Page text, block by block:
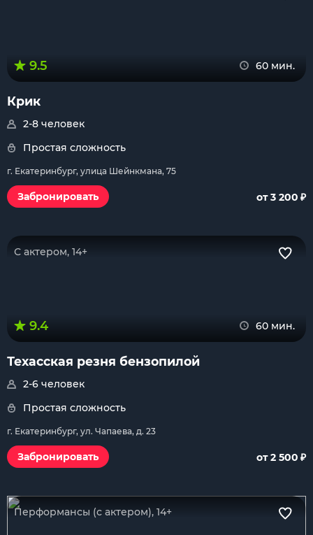
9.5 60 мин.
Крик
2-8 человек
Простая сложность
г. Екатеринбург, улица Шейнкмана, 75
Забронировать от 3 200 ₽
С актером, 14+
9.4 60 мин.
Техасская резня бензопилой
2-6 человек
Простая сложность
г. Екатеринбург, ул. Чапаева, д. 23
Забронировать от 2 500 ₽
Перформансы (с актером), 14+